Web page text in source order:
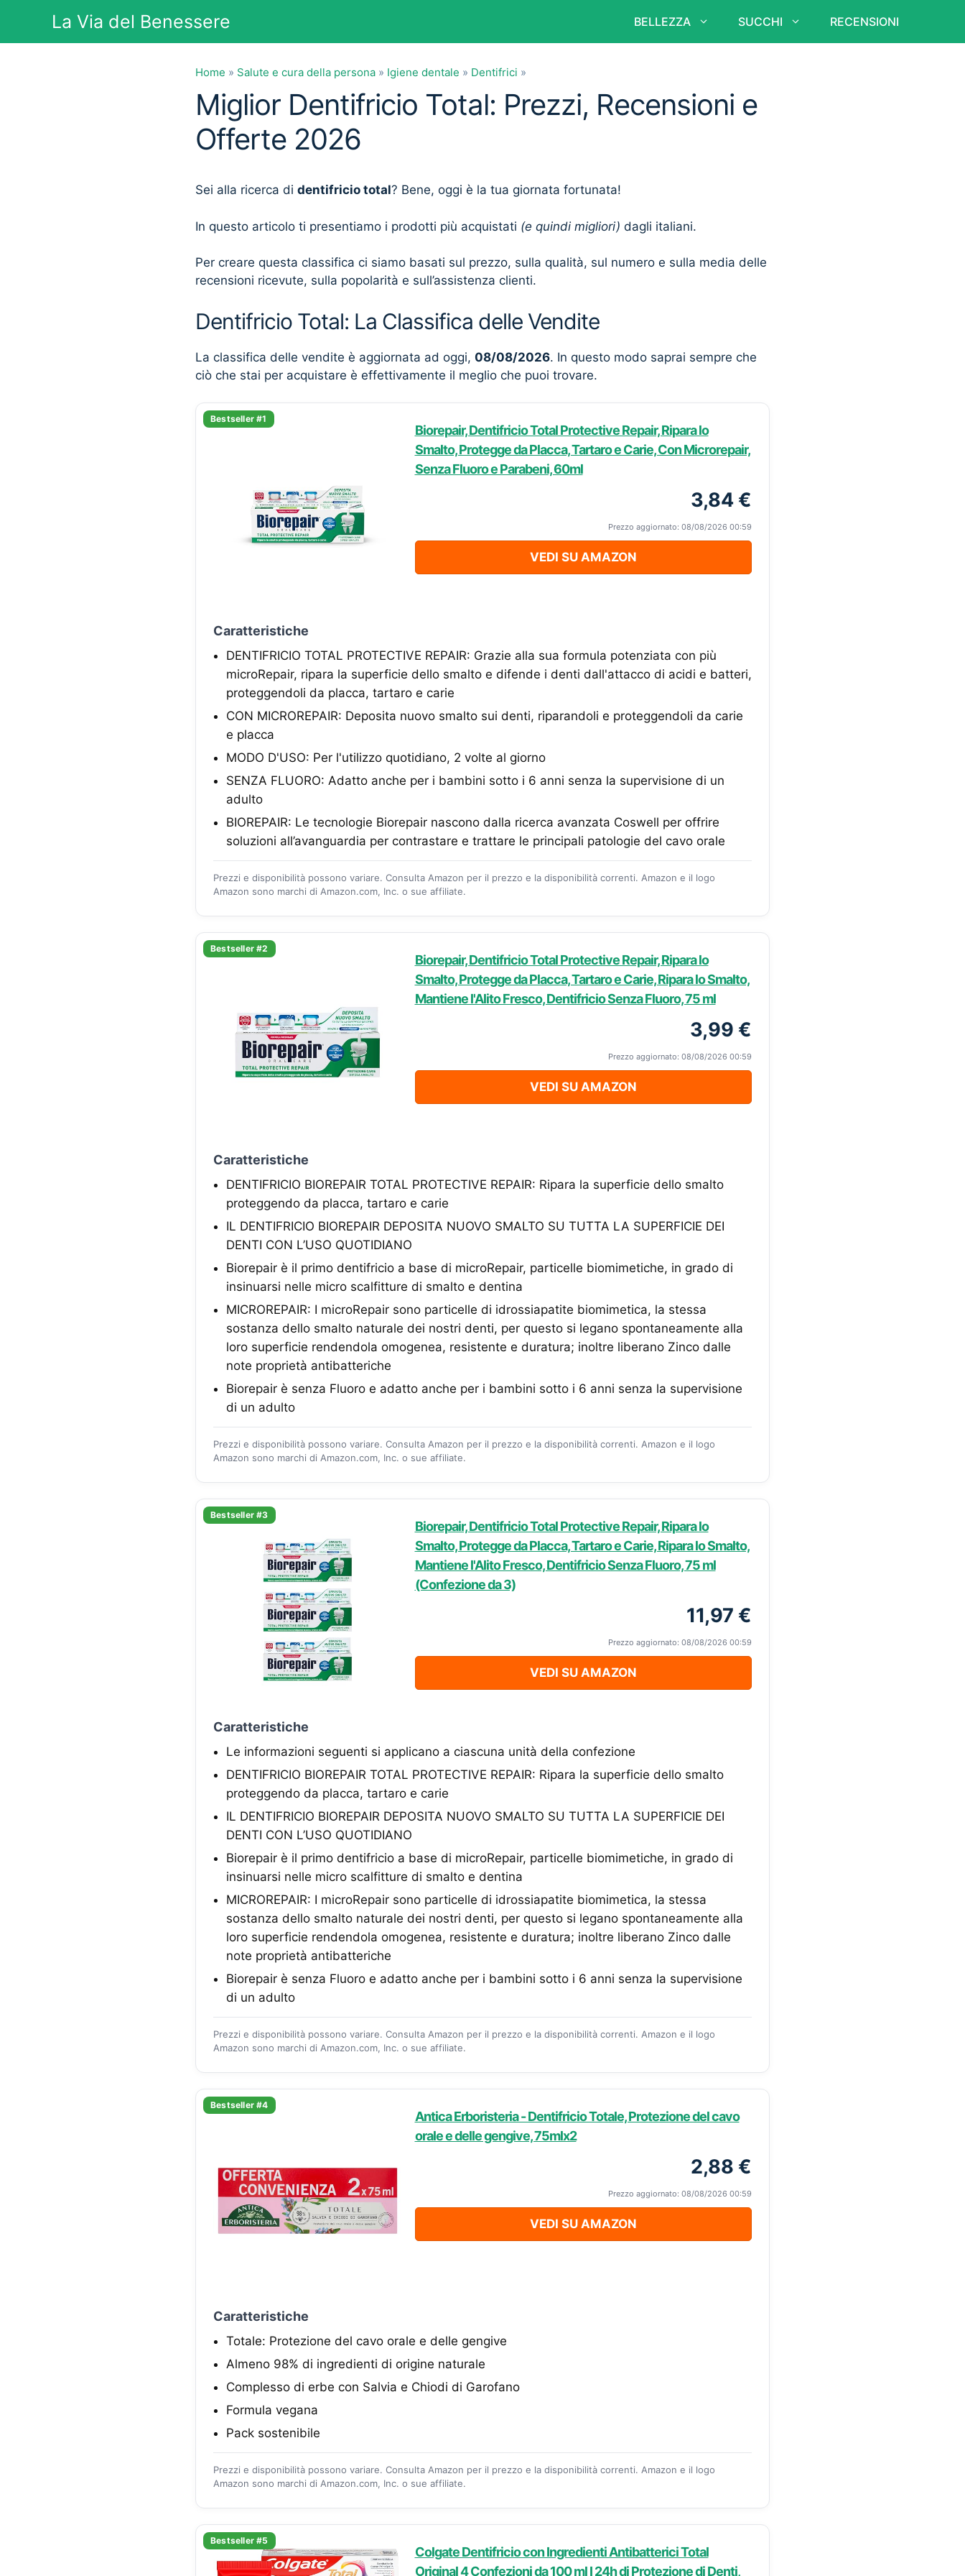
contenuto
La Via del Benessere BELLEZZA SUCCHI RECENSIONI
Home » Salute e cura della persona » Igiene dentale » Dentifrici »
Miglior Dentifricio Total: Prezzi, Recensioni e
Offerte 2026
Sei alla ricerca di dentifricio total? Bene, oggi è la tua giornata fortunata!
In questo articolo ti presentiamo i prodotti più acquistati (e quindi migliori) dagli italiani.
Per creare questa classifica ci siamo basati sul prezzo, sulla qualità, sul numero e sulla media delle
recensioni ricevute, sulla popolarità e sull’assistenza clienti.
Dentifricio Total: La Classifica delle Vendite
La classifica delle vendite è aggiornata ad oggi, 08/08/2026. In questo modo saprai sempre che
ciò che stai per acquistare è effettivamente il meglio che puoi trovare.
Bestseller #1
Biorepair, Dentifricio Total Protective Repair, Ripara lo
Smalto, Protegge da Placca, Tartaro e Carie, Con Microrepair,
Senza Fluoro e Parabeni, 60ml
3,84 €
Prezzo aggiornato: 08/08/2026 00:59
VEDI SU AMAZON
Caratteristiche
DENTIFRICIO TOTAL PROTECTIVE REPAIR: Grazie alla sua formula potenziata con più
microRepair, ripara la superficie dello smalto e difende i denti dall'attacco di acidi e batteri,
proteggendoli da placca, tartaro e carie
CON MICROREPAIR: Deposita nuovo smalto sui denti, riparandoli e proteggendoli da carie
e placca
MODO D'USO: Per l'utilizzo quotidiano, 2 volte al giorno
SENZA FLUORO: Adatto anche per i bambini sotto i 6 anni senza la supervisione di un
adulto
BIOREPAIR: Le tecnologie Biorepair nascono dalla ricerca avanzata Coswell per offrire
soluzioni all’avanguardia per contrastare e trattare le principali patologie del cavo orale
Prezzi e disponibilità possono variare. Consulta Amazon per il prezzo e la disponibilità correnti. Amazon e il logo
Amazon sono marchi di Amazon.com, Inc. o sue affiliate.
Bestseller #2
Biorepair, Dentifricio Total Protective Repair, Ripara lo
Smalto, Protegge da Placca, Tartaro e Carie, Ripara lo Smalto,
Mantiene l'Alito Fresco, Dentifricio Senza Fluoro, 75 ml
3,99 €
Prezzo aggiornato: 08/08/2026 00:59
VEDI SU AMAZON
Caratteristiche
DENTIFRICIO BIOREPAIR TOTAL PROTECTIVE REPAIR: Ripara la superficie dello smalto
proteggendo da placca, tartaro e carie
IL DENTIFRICIO BIOREPAIR DEPOSITA NUOVO SMALTO SU TUTTA LA SUPERFICIE DEI
DENTI CON L’USO QUOTIDIANO
Biorepair è il primo dentifricio a base di microRepair, particelle biomimetiche, in grado di
insinuarsi nelle micro scalfitture di smalto e dentina
MICROREPAIR: I microRepair sono particelle di idrossiapatite biomimetica, la stessa
sostanza dello smalto naturale dei nostri denti, per questo si legano spontaneamente alla
loro superficie rendendola omogenea, resistente e duratura; inoltre liberano Zinco dalle
note proprietà antibatteriche
Biorepair è senza Fluoro e adatto anche per i bambini sotto i 6 anni senza la supervisione
di un adulto
Prezzi e disponibilità possono variare. Consulta Amazon per il prezzo e la disponibilità correnti. Amazon e il logo
Amazon sono marchi di Amazon.com, Inc. o sue affiliate.
Bestseller #3
Biorepair, Dentifricio Total Protective Repair, Ripara lo
Smalto, Protegge da Placca, Tartaro e Carie, Ripara lo Smalto,
Mantiene l'Alito Fresco, Dentifricio Senza Fluoro, 75 ml
(Confezione da 3)
11,97 €
Prezzo aggiornato: 08/08/2026 00:59
VEDI SU AMAZON
Caratteristiche
Le informazioni seguenti si applicano a ciascuna unità della confezione
DENTIFRICIO BIOREPAIR TOTAL PROTECTIVE REPAIR: Ripara la superficie dello smalto
proteggendo da placca, tartaro e carie
IL DENTIFRICIO BIOREPAIR DEPOSITA NUOVO SMALTO SU TUTTA LA SUPERFICIE DEI
DENTI CON L’USO QUOTIDIANO
Biorepair è il primo dentifricio a base di microRepair, particelle biomimetiche, in grado di
insinuarsi nelle micro scalfitture di smalto e dentina
MICROREPAIR: I microRepair sono particelle di idrossiapatite biomimetica, la stessa
sostanza dello smalto naturale dei nostri denti, per questo si legano spontaneamente alla
loro superficie rendendola omogenea, resistente e duratura; inoltre liberano Zinco dalle
note proprietà antibatteriche
Biorepair è senza Fluoro e adatto anche per i bambini sotto i 6 anni senza la supervisione
di un adulto
Prezzi e disponibilità possono variare. Consulta Amazon per il prezzo e la disponibilità correnti. Amazon e il logo
Amazon sono marchi di Amazon.com, Inc. o sue affiliate.
Bestseller #4
Antica Erboristeria - Dentifricio Totale, Protezione del cavo
orale e delle gengive, 75mlx2
2,88 €
Prezzo aggiornato: 08/08/2026 00:59
VEDI SU AMAZON
Caratteristiche
Totale: Protezione del cavo orale e delle gengive
Almeno 98% di ingredienti di origine naturale
Complesso di erbe con Salvia e Chiodi di Garofano
Formula vegana
Pack sostenibile
Prezzi e disponibilità possono variare. Consulta Amazon per il prezzo e la disponibilità correnti. Amazon e il logo
Amazon sono marchi di Amazon.com, Inc. o sue affiliate.
Bestseller #5
Colgate Dentifricio con Ingredienti Antibatterici Total
Original 4 Confezioni da 100 ml I 24h di Protezione di Denti,